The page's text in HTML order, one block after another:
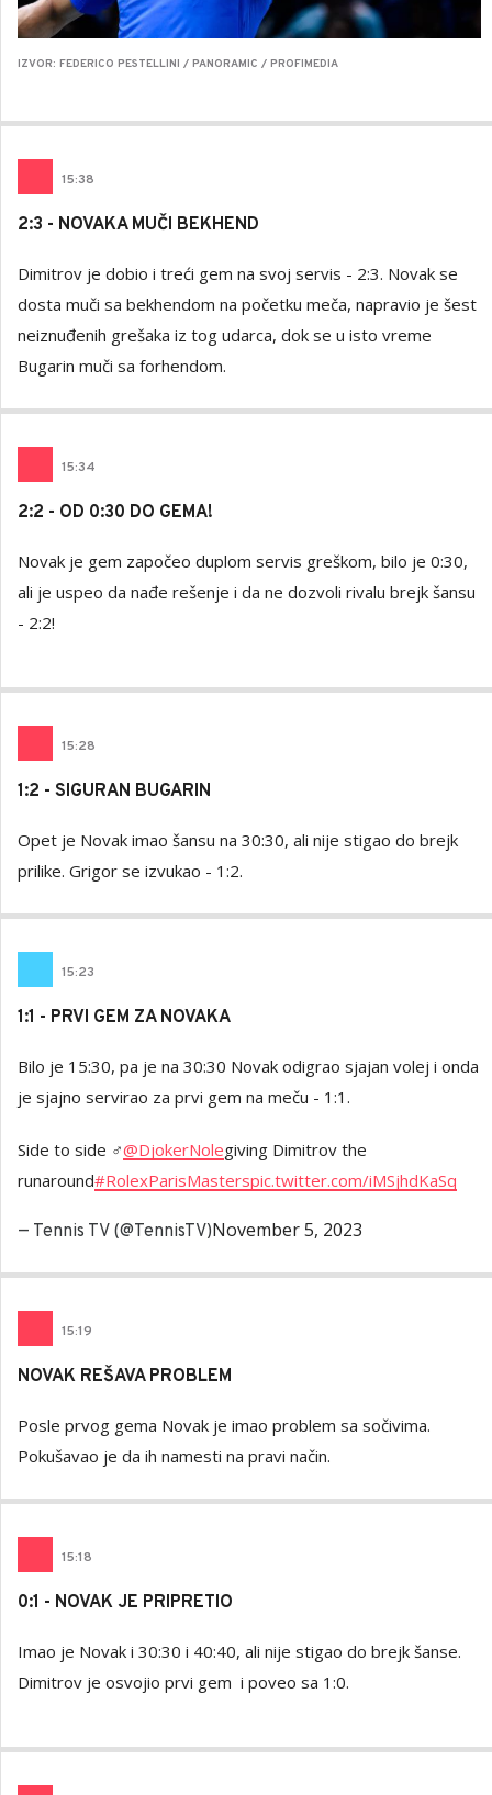
IZVOR: FEDERICO PESTELLINI / PANORAMIC / PROFIMEDIA
15:38
2:3 - NOVAKA MUČI BEKHEND
Dimitrov je dobio i treći gem na svoj servis - 2:3. Novak se
dosta muči sa bekhendom na početku meča, napravio je šest
neiznuđenih grešaka iz tog udarca, dok se u isto vreme
Bugarin muči sa forhendom.
15:34
2:2 - OD 0:30 DO GEMA!
Novak je gem započeo duplom servis greškom, bilo je 0:30,
ali je uspeo da nađe rešenje i da ne dozvoli rivalu brejk šansu
- 2:2!
15:28
1:2 - SIGURAN BUGARIN
Opet je Novak imao šansu na 30:30, ali nije stigao do brejk
prilike. Grigor se izvukao - 1:2.
15:23
1:1 - PRVI GEM ZA NOVAKA
Bilo je 15:30, pa je na 30:30 Novak odigrao sjajan volej i onda
je sjajno servirao za prvi gem na meču - 1:1.
Side to side ‍♂️@DjokerNolegiving Dimitrov the
runaround#RolexParisMasterspic.twitter.com/iMSjhdKaSq
— Tennis TV (@TennisTV)November 5, 2023
15:19
NOVAK REŠAVA PROBLEM
Posle prvog gema Novak je imao problem sa sočivima.
Pokušavao je da ih namesti na pravi način.
15:18
0:1 - NOVAK JE PRIPRETIO
Imao je Novak i 30:30 i 40:40, ali nije stigao do brejk šanse.
Dimitrov je osvojio prvi gem i poveo sa 1:0.